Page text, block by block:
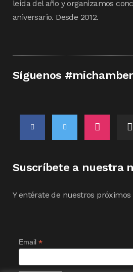
leída del año y organizamos
aniversario. Desde 2012.
Síguenos
Suscríbete a nuestra
Y entérate de nuestros próximos
Email *